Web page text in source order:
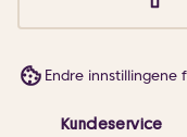
Endre innstillingene
Kundeservice